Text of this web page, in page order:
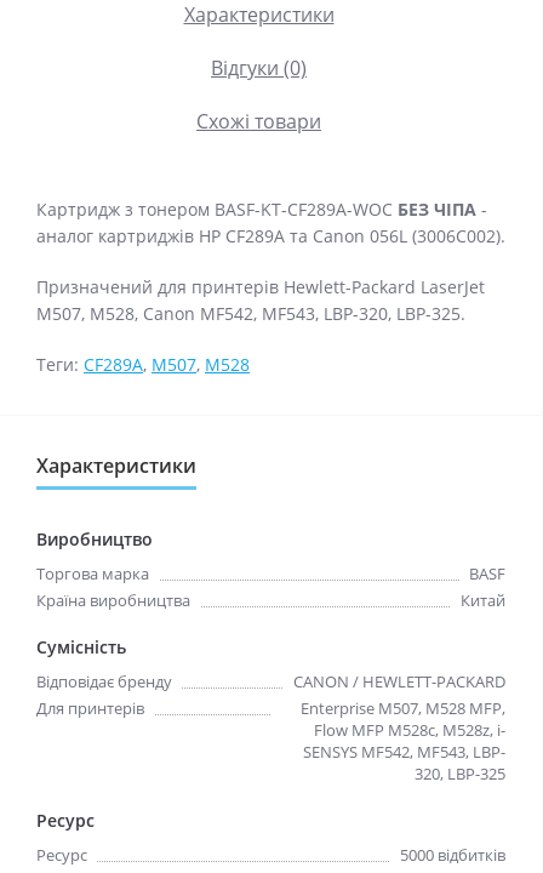
Характеристики
Відгуки (0)
Схожі товари
Картридж з тонером BASF-KT-CF289A-WOC БЕЗ ЧІПА -
аналог картриджів HP CF289A та Canon 056L (3006C002).
Призначений для принтерів Hewlett-Packard LaserJet
M507, M528, Canon MF542, MF543, LBP-320, LBP-325.
Теги: CF289A, M507, M528
Характеристики
Виробництво
Торгова марка
BASF
Країна виробництва
Китай
Сумісність
Відповідає бренду
CANON / HEWLETT-PACKARD
Для принтерів
Enterprise M507, M528 MFP,
Flow MFP M528c, M528z, i-
SENSYS MF542, MF543, LBP-
320, LBP-325
Ресурс
Ресурс 5000 відбитків